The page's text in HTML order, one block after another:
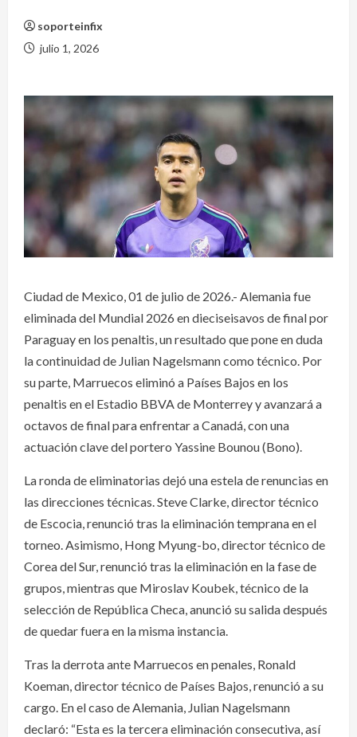
soporteinfix
julio 1, 2026
Ciudad de Mexico, 01 de julio de 2026.- Alemania fue
eliminada del Mundial 2026 en dieciseisavos de final por
Paraguay en los penaltis, un resultado que pone en duda
la continuidad de Julian Nagelsmann como técnico. Por
su parte, Marruecos eliminó a Países Bajos en los
penaltis en el Estadio BBVA de Monterrey y avanzará a
octavos de final para enfrentar a Canadá, con una
actuación clave del portero Yassine Bounou (Bono).
La ronda de eliminatorias dejó una estela de renuncias en
las direcciones técnicas. Steve Clarke, director técnico
de Escocia, renunció tras la eliminación temprana en el
torneo. Asimismo, Hong Myung-bo, director técnico de
Corea del Sur, renunció tras la eliminación en la fase de
grupos, mientras que Miroslav Koubek, técnico de la
selección de República Checa, anunció su salida después
de quedar fuera en la misma instancia.
Tras la derrota ante Marruecos en penales, Ronald
Koeman, director técnico de Países Bajos, renunció a su
cargo. En el caso de Alemania, Julian Nagelsmann
declaró: “Esta es la tercera eliminación consecutiva, así